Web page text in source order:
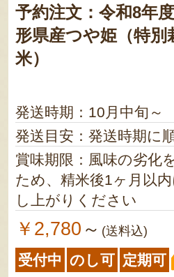
予約注文：令和8年
形県産つや姫（特別
米）
発送時期：10月中旬～
発送目安：発送時期に
賞味期限：風味の劣化
ため、精米後1ヶ月以
し上がりください
￥2,780 ～ (送料込)
受付中 のし可 定期可